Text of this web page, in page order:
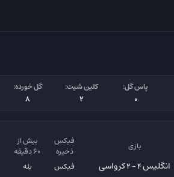
پاس گل:
0
کلین شیت:
2
گل خورده:
8
بازی
فیکس
ذخیره
بیش از
۶۰ دقیقه
انگلیس4 - 2 کرواسی فیکس بله